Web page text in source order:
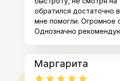
Маргарита
обратился достаточно
мне помогли. Огромное
Однозначно